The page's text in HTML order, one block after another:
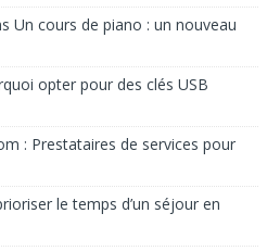
Un cours de piano : un nouveau
opter pour des clés USB
: Prestataires de services pour
le temps d’un séjour en